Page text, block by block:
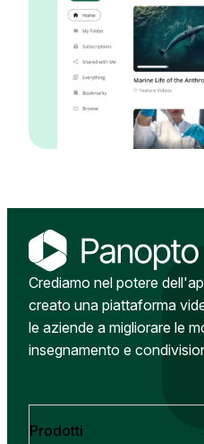
Crediamo nel potere
creato una piattaforma
le aziende a migliorare le
insegnamento e
Prodotti